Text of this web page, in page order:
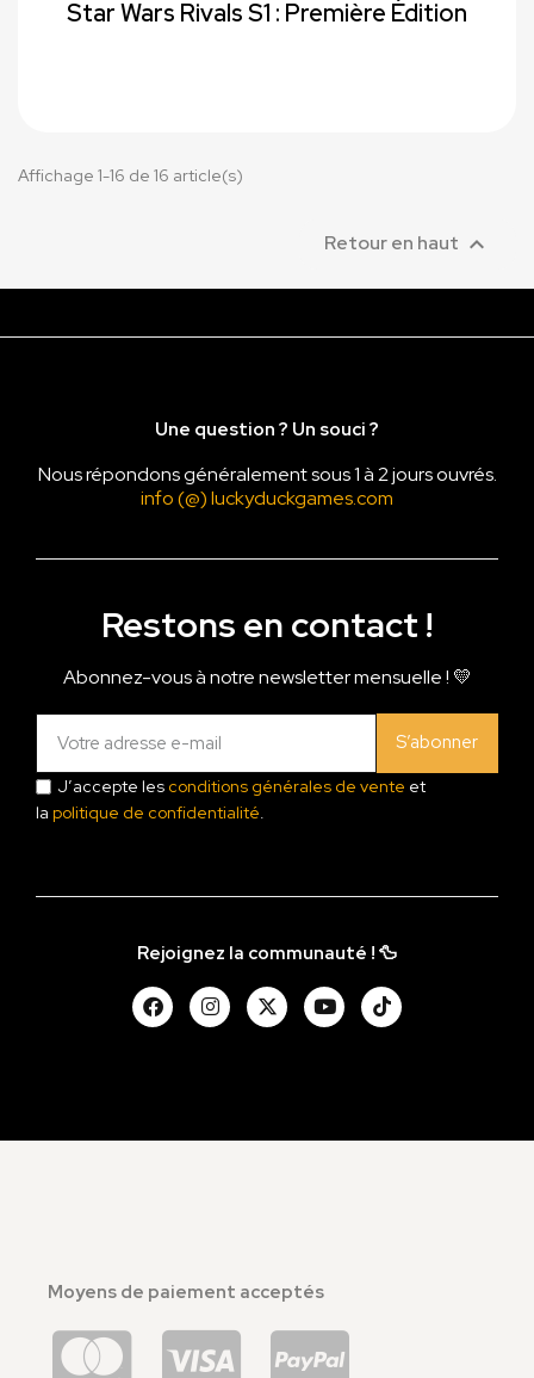
Star Wars Rivals S1 : Première Édition
Affichage 1-16 de 16 article(s)
Retour en haut 
Une question ? Un souci ?
Nous répondons généralement sous 1 à 2 jours ouvrés.
info (@) luckyduckgames.com
Restons en contact !
Abonnez-vous à notre newsletter mensuelle ! 💛
S’abonner
J’accepte les conditions générales de vente et
la politique de confidentialité.
Rejoignez la communauté ! 🦆
Moyens de paiement acceptés